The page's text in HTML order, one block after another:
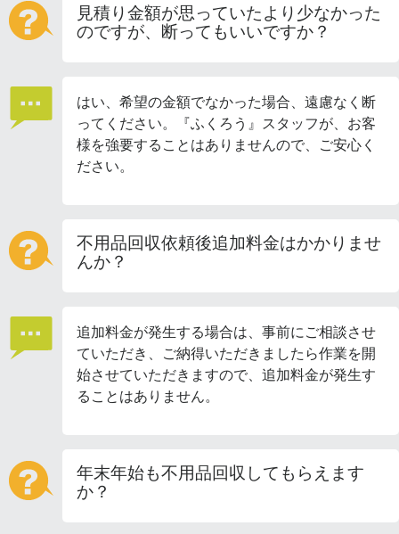
見積り金額が思っていたより少なかった
のですが、断ってもいいですか？
はい、希望の金額でなかった場合、遠慮なく断
ってください。『ふくろう』スタッフが、お客
様を強要することはありませんので、ご安心く
ださい。
不用品回収依頼後追加料金はかかりませ
んか？
追加料金が発生する場合は、事前にご相談させ
ていただき、ご納得いただきましたら作業を開
始させていただきますので、追加料金が発生す
ることはありません。
年末年始も不用品回収してもらえます
か？